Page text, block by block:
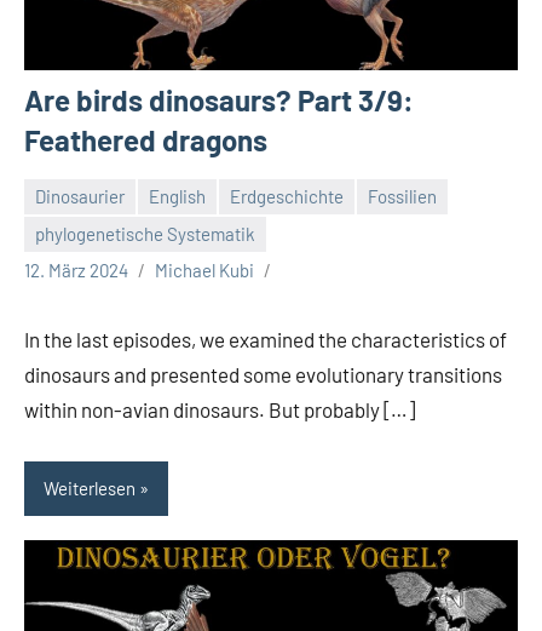
Are birds dinosaurs? Part 3/9:
Feathered dragons
Dinosaurier English Erdgeschichte
Fossilien
phylogenetische Systematik
12. März 2024
Michael Kubi
In the last episodes, we examined the characteristics of
dinosaurs and presented some evolutionary transitions
within non-avian dinosaurs. But probably […]
Weiterlesen